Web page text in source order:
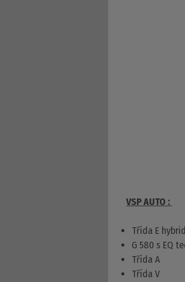
VSP AUTO :
Třída E
G 580 s EQ
Třída A
Třída V